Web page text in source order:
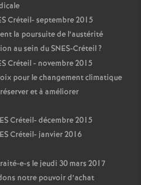
Créteil- septembre 2015
la poursuite de l’austérité
au sein duSNES-Créteil?
Créteil - novembre 2015
pour le changement climatique
et à améliorer
Créteil- décembre 2015
Créteil- janvier 2016
e-s le jeudi 30 mars 2017
notre pouvoir d’achat